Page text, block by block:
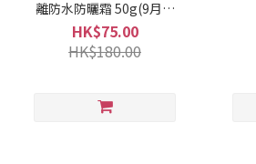
離防水防曬霜 50g(9月上
旬)
HK$75.00
HK$180.00